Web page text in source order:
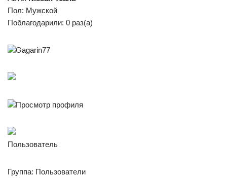
Пол: Мужской
Поблагодарили: 0 раз(а)
Gagarin77
Просмотр профиля
Пользователь
Группа: Пользователи